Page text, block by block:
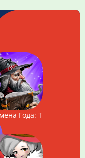
Года: Три в Ряд